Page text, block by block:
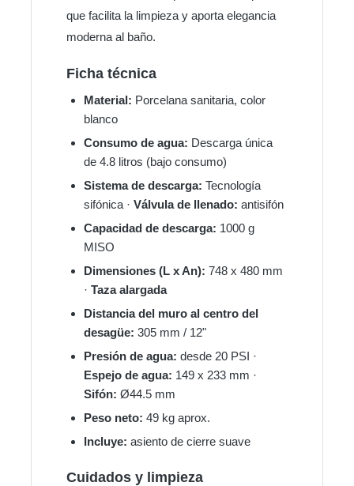
que facilita la limpieza y aporta elegancia
moderna al baño.
Ficha técnica
Material: Porcelana sanitaria, color
blanco
Consumo de agua: Descarga única
de 4.8 litros (bajo consumo)
Sistema de descarga: Tecnología
sifónica · Válvula de llenado: antisifón
Capacidad de descarga: 1000 g
MISO
Dimensiones (L x An): 748 x 480 mm
· Taza alargada
Distancia del muro al centro del
desagüe: 305 mm / 12"
Presión de agua: desde 20 PSI ·
Espejo de agua: 149 x 233 mm ·
Sifón: Ø44.5 mm
Peso neto: 49 kg aprox.
Incluye: asiento de cierre suave
Cuidados y limpieza